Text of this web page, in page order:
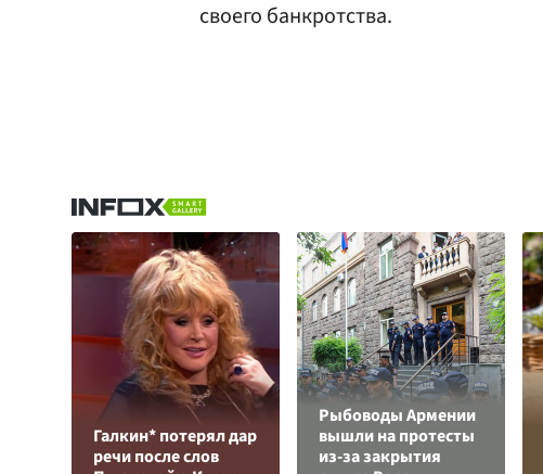
своего банкротства.
Галкин* потерял дар
речи после слов
Рыбоводы Армении
вышли на протесты
из-за закрытия